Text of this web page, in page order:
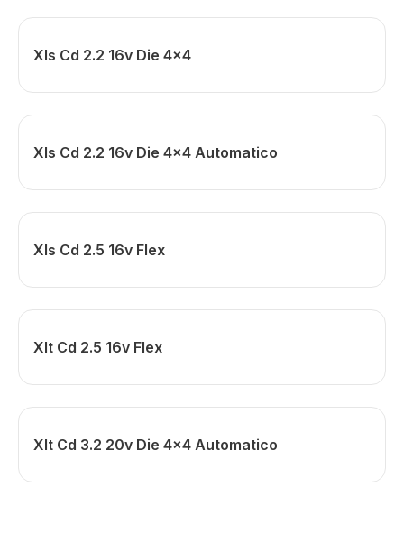
Xls Cd 2.2 16v Die 4x4
Xls Cd 2.2 16v Die 4x4 Automatico
Xls Cd 2.5 16v Flex
Xlt Cd 2.5 16v Flex
Xlt Cd 3.2 20v Die 4x4 Automatico